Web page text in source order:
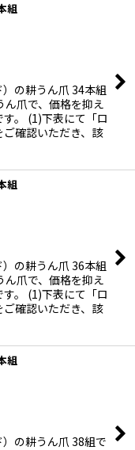
組
の耕うん爪 34本組
ん爪で、価格を抑え
。 (1)下表にて「ロ
確認いただき、該
組
の耕うん爪 36本組
ん爪で、価格を抑え
。 (1)下表にて「ロ
確認いただき、該
組
の耕うん爪 38組で